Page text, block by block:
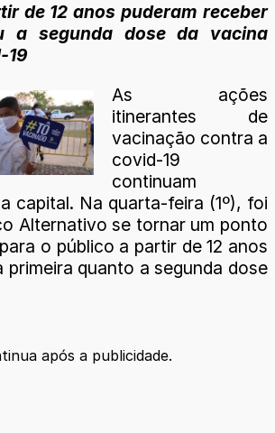
de 12 anos puderam receber
a segunda dose da vacina
19
As ações
itinerantes de
vacinação contra a
covid-19
continuam
capital. Na quarta-feira (1º), foi
Alternativo se tornar um ponto
o público a partir de 12 anos
primeira quanto a segunda dose
após a publicidade.